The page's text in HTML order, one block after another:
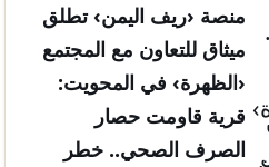
يعودون
منصة ‹ريف اليمن› تطلق
ميثاق للتعاون مع المجتمع
المدني
‹الظهرة› في المحويت:
قرية قاومت حصار
التضاريس
الصرف الصحي.. خطر